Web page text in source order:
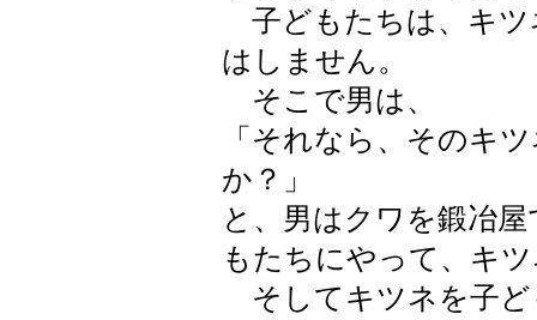
子どもたちは、キツ
はしません。
そこで男は、
「それなら、そのキ
か？」
と、男はクワを鍛冶
もたちにやって、キ
そしてキツネを子ど